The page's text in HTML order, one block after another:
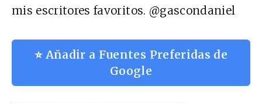
mis escritores favoritos. @gascondaniel
⭐ Añadir a Fuentes Preferidas de
Google